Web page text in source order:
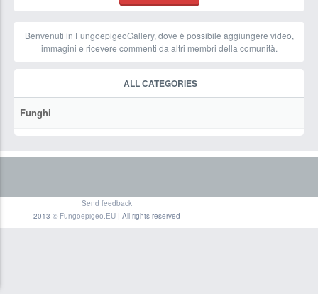
Benvenuti in FungoepigeoGallery, dove è possibile aggiungere video,
immagini e ricevere commenti da altri membri della comunità.
ALL CATEGORIES
Funghi
Send feedback
2013 © Fungoepigeo.EU| All rights reserved